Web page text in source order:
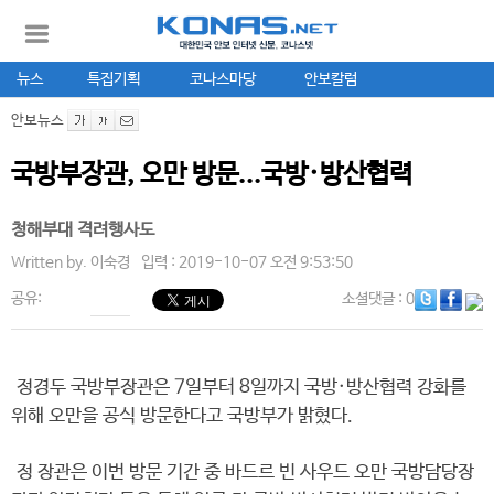
뉴스 특집기획 코나스마당 안보칼럼
안보뉴스
국방부장관, 오만 방문...국방·방산협력
청해부대 격려행사도
Written by. 이숙경 입력 : 2019-10-07 오전 9:53:50
공유: 소셜댓글: 0
정경두 국방부장관은 7일부터 8일까지 국방·방산협력 강화를
위해 오만을 공식 방문한다고 국방부가 밝혔다.
정 장관은 이번 방문 기간 중 바드르 빈 사우드 오만 국방담당장